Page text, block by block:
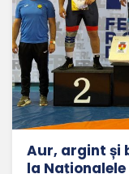
Aur, argint și
la